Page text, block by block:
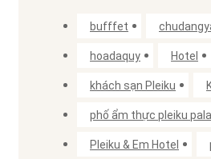
bufffet
hoadaquy Hotel
khách sạn Pleiku
phố ẩm thực pleiku
Pleiku & Em Hotel